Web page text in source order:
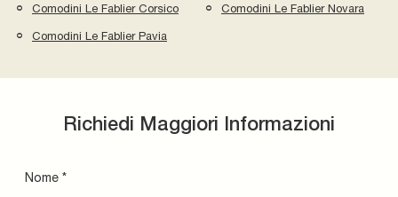
Comodini Le Fablier Corsico Comodini Le Fablier Novara
Comodini Le Fablier Pavia
Richiedi Maggiori Informazioni